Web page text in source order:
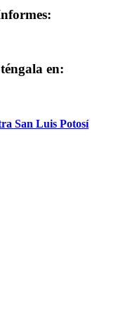
en:
San Luis Potosí